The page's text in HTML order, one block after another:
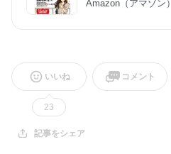
Amazon（アマゾン）
いいね
23
コメント
記事をシェア